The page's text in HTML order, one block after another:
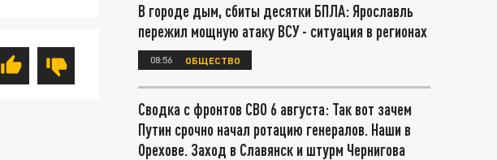
В городе дым, сбиты десятки БПЛА: Ярославль
пережил мощную атаку ВСУ - ситуация в регионах
08:56 ОБЩЕСТВО
Сводка с фронтов СВО 6 августа: Так вот зачем
Путин срочно начал ротацию генералов. Наши в
Орехове. Заход в Славянск и штурм Чернигова